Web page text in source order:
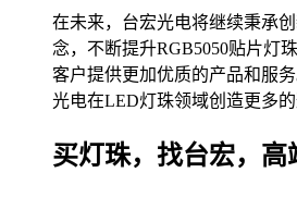
在未来，台宏光电将继续秉承
念，不断提升RGB5050贴片灯
客户提供更加优质的产品和服
光电在LED灯珠领域创造更多的
买灯珠，找台宏，高